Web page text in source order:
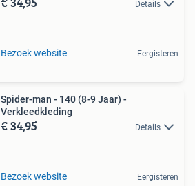
Details
Bezoek website Eergisteren
Spider-man - 140 (8-9 Jaar) -
Verkleedkleding
€ 34,95 Details
Bezoek website Eergisteren